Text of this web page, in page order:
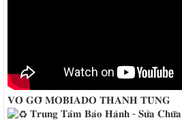
𝐕𝐎̉ 𝐆𝐎̂̃ 𝐌𝐎𝐁𝐈𝐀𝐃𝐎 𝐓𝐇𝐀𝐍𝐇 𝐓𝐔̀𝐍𝐆
𝐓𝐫𝐮𝐧𝐠 𝐓𝐚̂𝐦 𝐁𝐚̉𝐨 𝐇𝐚̀𝐧𝐡 - 𝐒𝐮̛̉𝐚 𝐂𝐡𝐮̛̃𝐚